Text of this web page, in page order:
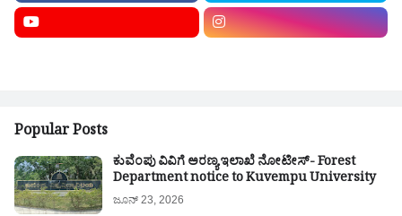
Popular Posts
ಕುವೆಂಪು ವಿವಿಗೆ ಅರಣ್ಯ ಇಲಾಖೆ ನೋಟೀಸ್- Forest
Department notice to Kuvempu University
ಜೂನ್ 23, 2026